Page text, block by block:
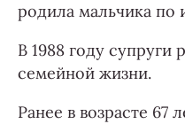
родила мальчика по
В 1988 году супруги
семейной жизни.
Ранее в возрасте 67